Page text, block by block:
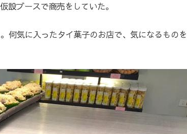
設ブースで商売をしていた。
気に入ったタイ菓子のお店で、気になるもの